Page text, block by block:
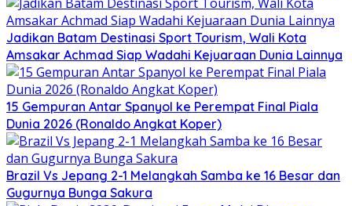
Jadikan Batam Destinasi Sport Tourism, Wali Kota
Amsakar Achmad Siap Wadahi Kejuaraan Dunia Lainnya
15 Gempuran Antar Spanyol ke Perempat Final Piala
Dunia 2026 (Ronaldo Angkat Koper)
Brazil Vs Jepang 2-1 Melangkah Samba ke 16 Besar dan
Gugurnya Bunga Sakura